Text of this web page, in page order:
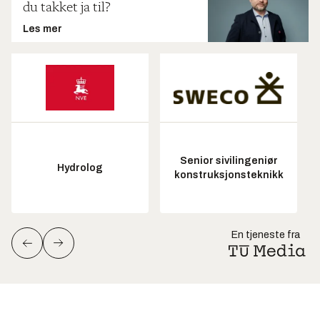
du takket ja til?
Les mer
Hydrolog
Senior sivilingeniør
konstruksjonsteknikk
En tjeneste fra